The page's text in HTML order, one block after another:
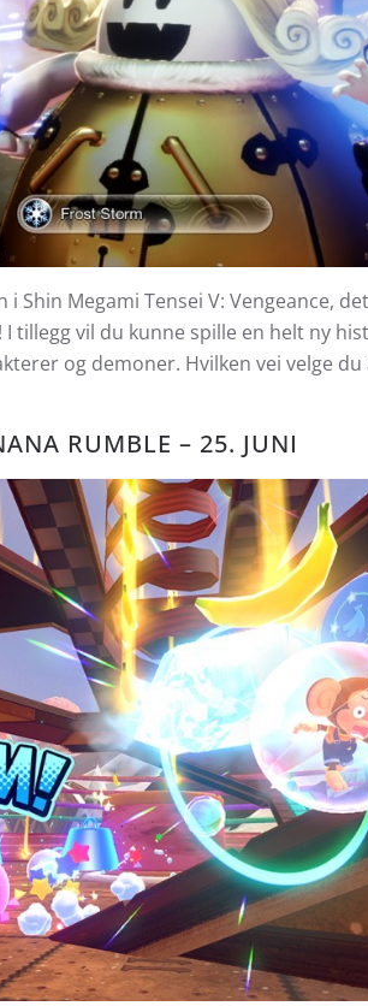
Shin Megami Tensei V: Vengeance,
I tillegg vil du kunne spille en helt ny
og demoner. Hvilken vei velge du
RUMBLE – 25. JUNI